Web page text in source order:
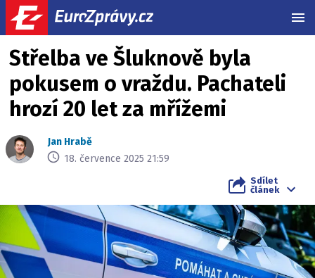
Střelba ve Šluknově byla
pokusem o vraždu. Pachateli
hrozí 20 let za mřížemi
Jan Hrabě
18. července 2025 21:59
Sdílet
článek